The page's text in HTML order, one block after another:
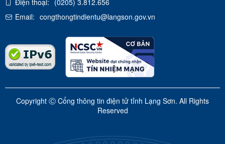
Email: congthongtindientu@langson.gov.vn
Copyright Ⓒ Cổng thông tin điện tử tỉnh Lạng Sơn. All Rights
Reserved